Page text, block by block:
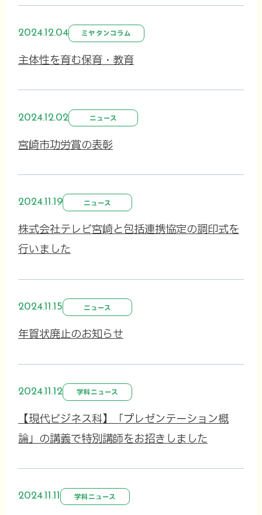
2024.12.04 ミヤタンコラム
主体性を育む保育・教育
2024.12.02 ニュース
宮崎市功労賞の表彰
2024.11.19 ニュース
株式会社テレビ宮崎と包括連携協定の調印式を
行いました
2024.11.15 ニュース
年賀状廃止のお知らせ
2024.11.12 学科ニュース
【現代ビジネス科】「プレゼンテーション概
論」の講義で特別講師をお招きしました
2024.11.11 学科ニュース